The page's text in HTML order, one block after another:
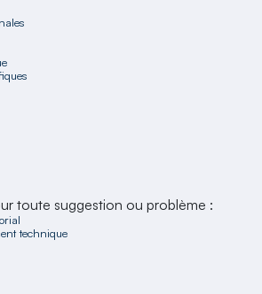
toute suggestion ou problème :
technique